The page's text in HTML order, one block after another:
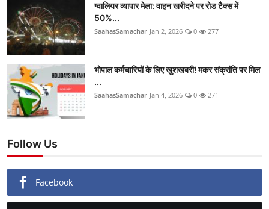
ग्वालियर व्यापार मेला: वाहन खरीदने पर रोड टैक्स में
50%...
SaahasSamachar Jan 2, 2026 0 277
भोपाल कर्मचारियों के लिए खुशखबरी! मकर संक्रांति पर मिल
...
SaahasSamachar Jan 4, 2026 0 271
Follow Us
Facebook